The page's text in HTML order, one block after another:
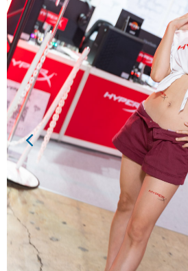
チャンネル
マンガ
ニコニコQ